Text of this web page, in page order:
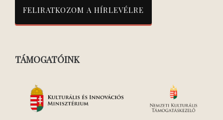
TÁMOGATÓINK